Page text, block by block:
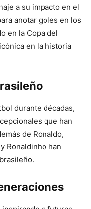
a su impacto en el
anotar goles en los
en la Copa del
en la historia
durante décadas,
que han
de Ronaldo,
Ronaldinho han